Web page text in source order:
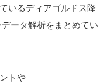
いるディアゴルドス降
ータ解析をまとめてい
トや